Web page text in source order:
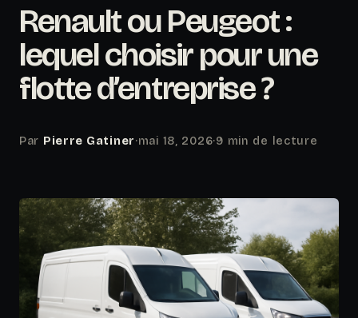
Renault ou Peugeot :
lequel choisir pour une
flotte d’entreprise ?
Par Pierre Gatiner·mai 18, 2026·9 min de lecture